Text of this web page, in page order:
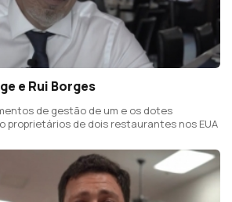
e Rui Borges
de gestão de um e os dotes
proprietários de dois restaurantes nos EUA